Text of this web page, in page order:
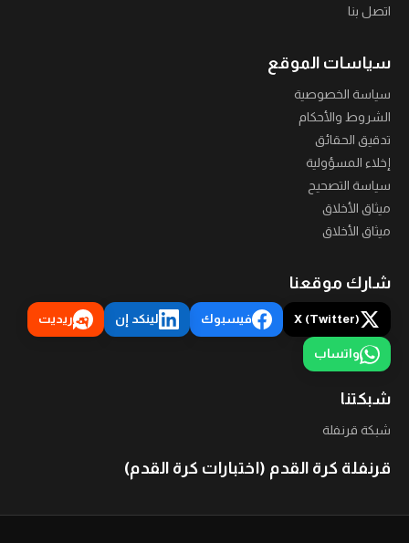
اتصل بنا
سياسات الموقع
سياسة الخصوصية
الشروط والأحكام
تدقيق الحقائق
إخلاء المسؤولية
سياسة التصحيح
ميثاق الأخلاق
ميثاق الأخلاق
شارك موقعنا
X (Twitter) فيسبوك لينكد إن ريديت
واتساب
شبكتنا
شبكة قرنفلة
قرنفلة كرة القدم (اختبارات كرة القدم)